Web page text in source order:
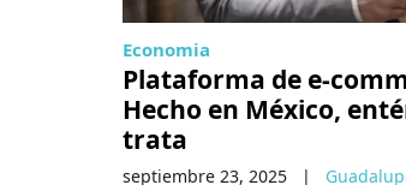
Economia
Plataforma de e-
Hecho en México,
trata
septiembre 23, 2025 |